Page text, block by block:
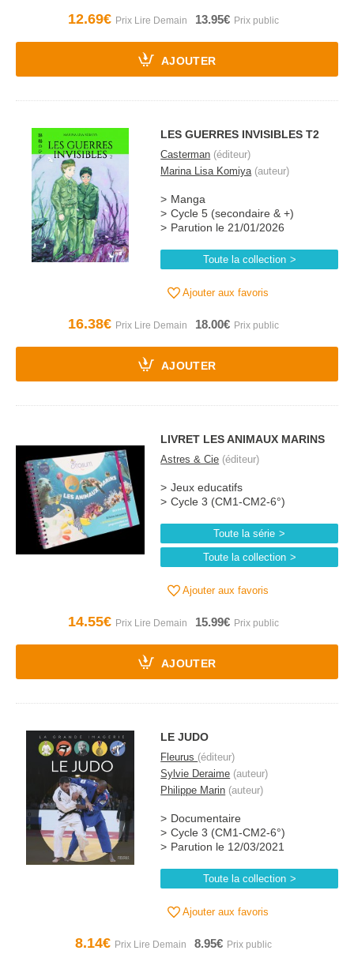
12.69€ 13.95€
AJOUTER
LES GUERRES INVISIBLES T2
Casterman (éditeur)
Marina Lisa Komiya(auteur)
Manga
Cycle 5 (secondaire & +)
Parution le 21/01/2026
Toute la collection
Ajouter aux favoris
16.38€ 18.00€
AJOUTER
LIVRET LES ANIMAUX MARINS
Astres & Cie (éditeur)
Jeux educatifs
Cycle 3 (CM1-CM2-6°)
Toute la série
Toute la collection
Ajouter aux favoris
14.55€ 15.99€
AJOUTER
LE JUDO
Fleurus (éditeur)
Sylvie Deraime (auteur)
Philippe Marin (auteur)
Documentaire
Cycle 3 (CM1-CM2-6°)
Parution le 12/03/2021
Toute la collection
Ajouter aux favoris
8.14€ 8.95€